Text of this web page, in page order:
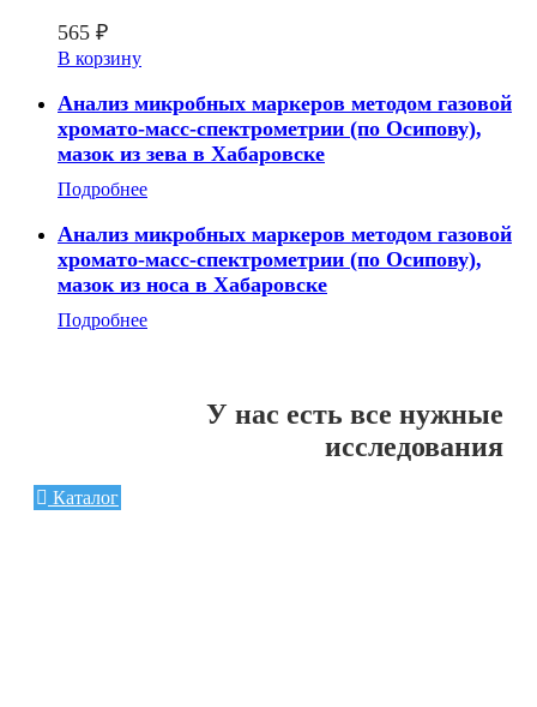
565 ₽
В корзину
Анализ микробных маркеров методом газовой
хромато-масс-спектрометрии (по Осипову),
мазок из зева в Хабаровске
Подробнее
Анализ микробных маркеров методом газовой
хромато-масс-спектрометрии (по Осипову),
мазок из носа в Хабаровске
Подробнее
У нас есть все нужные
исследования
Каталог